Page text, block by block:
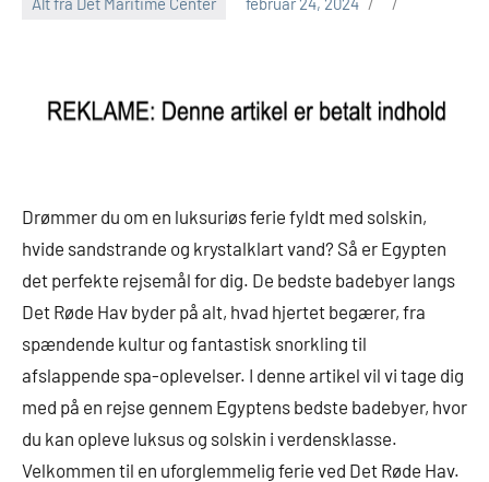
Drømmer du om en luksuriøs ferie fyldt med solskin,
hvide sandstrande og krystalklart vand? Så er Egypten
det perfekte rejsemål for dig. De bedste badebyer langs
Det Røde Hav byder på alt, hvad hjertet begærer, fra
spændende kultur og fantastisk snorkling til
afslappende spa-oplevelser. I denne artikel vil vi tage dig
med på en rejse gennem Egyptens bedste badebyer, hvor
du kan opleve luksus og solskin i verdensklasse.
Velkommen til en uforglemmelig ferie ved Det Røde Hav.